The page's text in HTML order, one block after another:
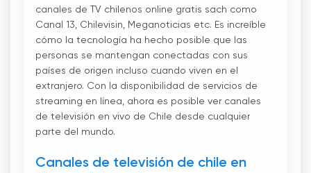
canales de TV chilenos online gratis sach como
Canal 13, Chilevisin, Meganoticias etc. Es increíble
cómo la tecnología ha hecho posible que las
personas se mantengan conectadas con sus
países de origen incluso cuando viven en el
extranjero. Con la disponibilidad de servicios de
streaming en línea, ahora es posible ver canales
de televisión en vivo de Chile desde cualquier
parte del mundo.
Canales de televisión de chile en